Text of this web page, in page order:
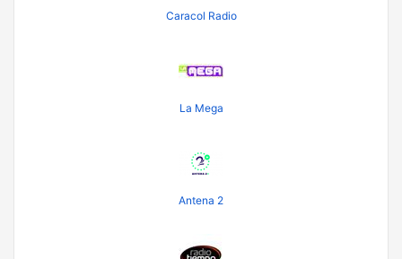
Caracol Radio
La Mega
Antena 2